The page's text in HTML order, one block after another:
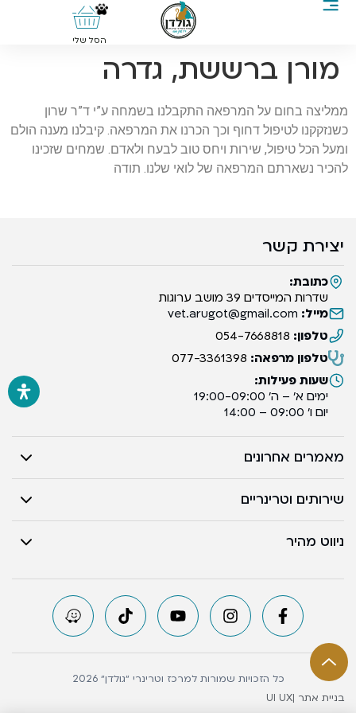
0
הסל שלי
מורן ברששת, גדרה
ממליצה בחום על המרפאה התקבלנו בשמחה ע”י ד”ר שרון
כשנזקקנו לטיפול דחוף וכך הכרנו את המרפאה. קיבלנו מענה הולם
ומעל הכל טיפול, שירות ויחס טוב לבעח ולאדם. שמחים שזכינו
להכיר נשארתם המרפאה של לואי שלנו. תודה
יצירת קשר
כתובת:
שדרות המייסדים 39 מושב ערוגות
מייל: vet.arugot@gmail.com
טלפון: 054-7668818
טלפון מרפאה: 077-3361398
שעות פעילות:
ימים א’ – ה’ 19:00-09:00
יום ו’ 09:00 – 14:00
מאמרים אחרונים
שירותים וטרינריים
ניווט מהיר
כל הזכויות שמורות למרכז וטרינרי ״גולדן״ 2026
בניית אתר |UI UX